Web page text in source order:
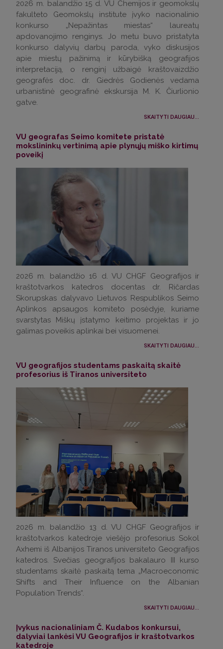
2026 m. balandžio 15 d. VU Chemijos ir geomokslų
fakulteto Geomokslų institute įvyko nacionalinio
konkurso „Nepažintas miestas“ laureatų
apdovanojimo renginys. Jo metu buvo pristatyta
konkurso dalyvių darbų paroda, vyko diskusijos
apie miestų pažinimą ir kūrybišką geografijos
interpretaciją, o renginį užbaigė kraštovaizdžio
geografės doc. dr. Giedrės Godienės vedama
urbanistinė geografinė ekskursija M. K. Čiurlionio
gatve.
SKAITYTI DAUGIAU...
VU geografas Seimo komitete pristatė
mokslininkų vertinimą apie plynųjų miško kirtimų
poveikį
2026 m. balandžio 16 d. VU CHGF Geografijos ir
kraštotvarkos katedros docentas dr. Ričardas
Skorupskas dalyvavo Lietuvos Respublikos Seimo
Aplinkos apsaugos komiteto posėdyje, kuriame
svarstytas Miškų įstatymo keitimo projektas ir jo
galimas poveikis aplinkai bei visuomenei.
SKAITYTI DAUGIAU...
VU geografijos studentams paskaitą skaitė
profesorius iš Tiranos universiteto
2026 m. balandžio 13 d. VU CHGF Geografijos ir
kraštotvarkos katedroje viešėjo profesorius Sokol
Axhemi iš Albanijos Tiranos universiteto Geografijos
katedros. Svečias geografijos bakalauro III kurso
studentams skaitė paskaitą tema „Macroeconomic
Shifts and Their Influence on the Albanian
Population Trends“.
SKAITYTI DAUGIAU...
Įvykus nacionaliniam Č. Kudabos konkursui,
dalyviai lankėsi VU Geografijos ir kraštotvarkos
katedroje